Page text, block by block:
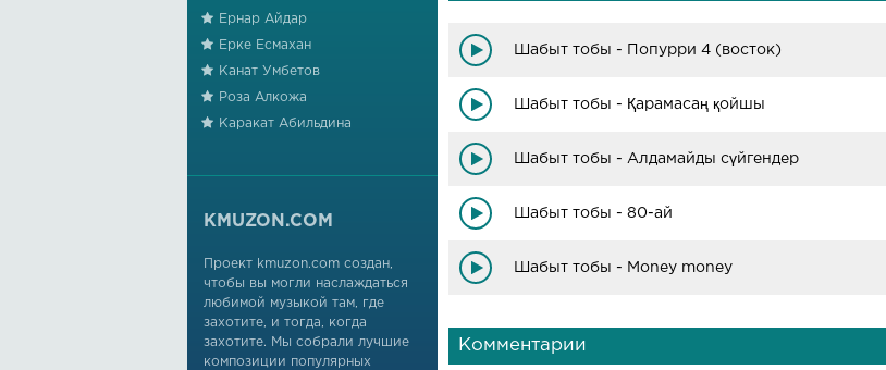
Шабыт тобы - Попурри 4 (восток)
Шабыт тобы - Қарамасаң қойшы
Шабыт тобы - Алдамайды сүйгендер
Шабыт тобы - 80-ай
Шабыт тобы - Money money
Комментарии
Ернар Айдар
Ерке Есмахан
Канат Умбетов
Роза Алкожа
Каракат Абильдина
KMUZON.COM
Проект kmuzon.com создан,
чтобы вы могли наслаждаться
любимой музыкой там, где
захотите, и тогда, когда
захотите. Мы собрали лучшие
композиции популярных